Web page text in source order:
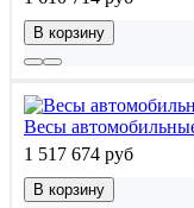
В корзину
Весы
1 517 674 руб
В корзину